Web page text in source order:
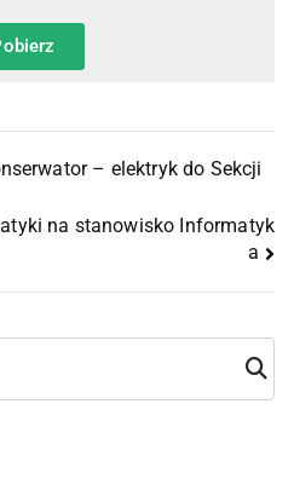
– elektryk do Sekcji
na stanowisko Informatyk
a
Szuka
j